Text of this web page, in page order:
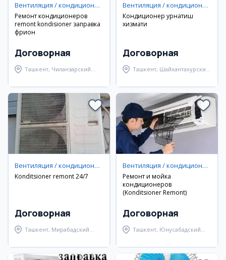
Вентиляция / кондиционирование
Ремонт кондиционеров
remont kondisioner заправка
фрион
Договорная
Ташкент, Чиланзарский
Вентиляция / кондиционирование
Кондиционер урнатиш
хизмати
Договорная
Ташкент, Шайхантахурский
Вентиляция / кондиционирование
Konditsioner remont 24/7
Договорная
Ташкент, Мирабадский
Вентиляция / кондиционирование
Ремонт и мойка
кондиционеров
(Konditsioner Remont)
Договорная
Ташкент, Юнусабадский